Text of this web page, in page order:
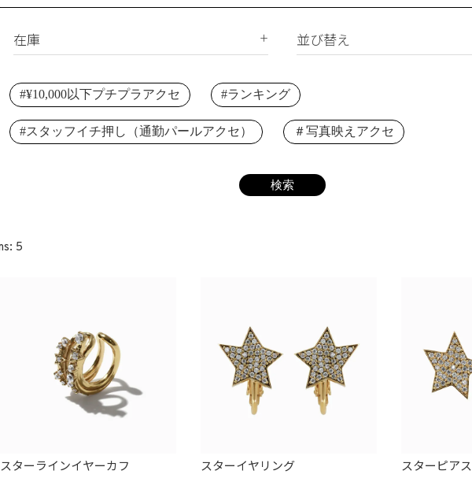
ブレスレット
リング
イニシャル
その他
SET
淡水パール
シェルパール
合成石
ジルコニア
在庫
在庫あり
受注生産
並び替え
価格が高い順
#¥10,000以下プチプラアクセ #ランキング
#スタッフイチ押し（通勤パールアクセ） ＃写真映えアクセ
5
スターラインイヤーカフ スターイヤリング スターピアス